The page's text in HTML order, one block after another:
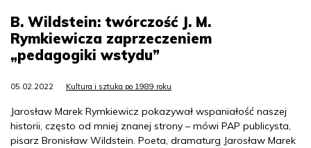
B. Wildstein: twórczość J. M.
Rymkiewicza zaprzeczeniem
„pedagogiki wstydu”
05.02.2022 Kultura i sztuka po 1989 roku
Jarosław Marek Rymkiewicz pokazywał wspaniałość naszej
historii, często od mniej znanej strony – mówi PAP publicysta,
pisarz Bronisław Wildstein. Poeta, dramaturg Jarosław Marek